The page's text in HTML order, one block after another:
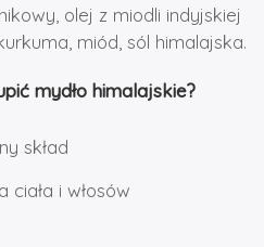
olej z miodli indyjskiej
miód, sól himalajska.
mydło himalajskie?
skład
ciała i włosów